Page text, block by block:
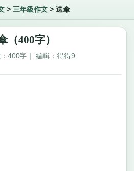
> 三年級作文> 送傘
（400字）
400字｜ 編輯：得得9